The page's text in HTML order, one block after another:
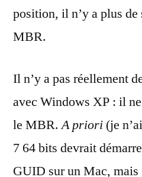
position, il n’y a plus
MBR.
Il n’y a pas réellement
avec Windows XP : il
le MBR.A priori (je
7 64 bits devrait
GUID sur un Mac, mais